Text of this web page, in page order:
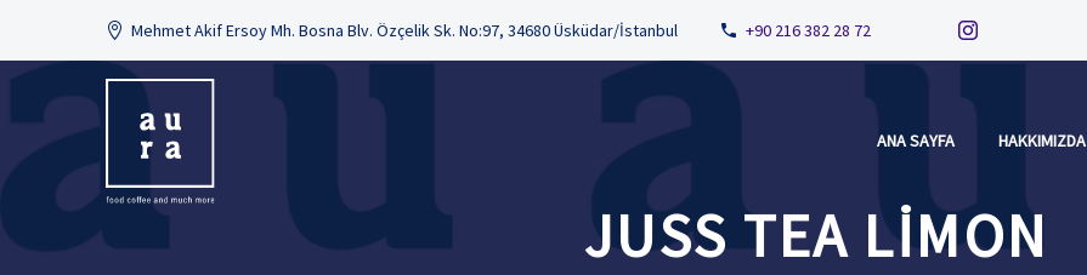
Mehmet Akif Ersoy Mh. Bosna Blv. Özçelik Sk. No:97, 34680 Üsküdar/İstanbul +90 216 382 28 72
ANA SAYFA HAKKIMIZDA
JUSS TEA LİMON